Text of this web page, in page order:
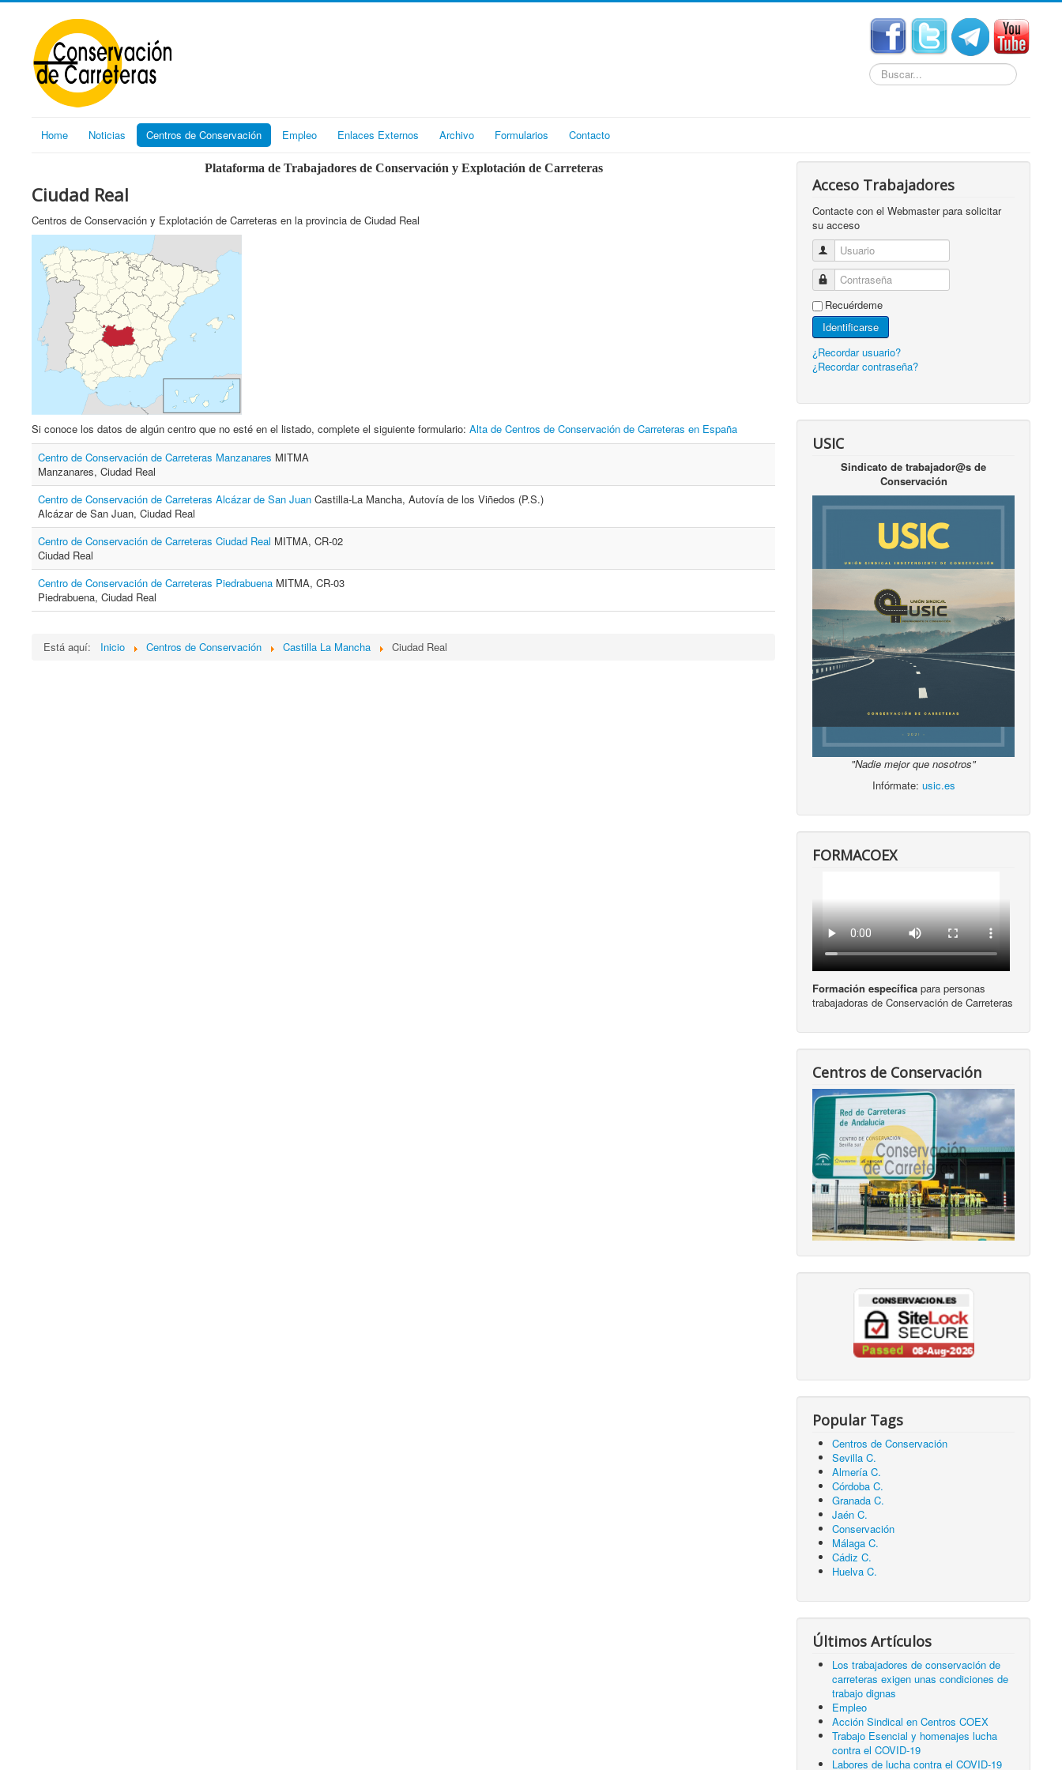
Buscar...
Home Noticias Centros de Conservación Empleo Enlaces Externos Archivo Formularios Contacto
Plataforma de Trabajadores de Conservación y Explotación de Carreteras
Ciudad Real
Centros de Conservación y Explotación de Carreteras en la provincia de Ciudad Real
Si conoce los datos de algún centro que no esté en el listado, complete el siguiente formulario: Alta de Centros de Conservación de Carreteras en España
Centro de Conservación de Carreteras Manzanares MITMA
Manzanares, Ciudad Real
Centro de Conservación de Carreteras Alcázar de San Juan Castilla-La Mancha, Autovía de los Viñedos (P.S.)
Alcázar de San Juan, Ciudad Real
Centro de Conservación de Carreteras Ciudad Real MITMA, CR-02
Ciudad Real
Centro de Conservación de Carreteras Piedrabuena MITMA, CR-03
Piedrabuena, Ciudad Real
Está aquí: Inicio Centros de Conservación Castilla La Mancha Ciudad Real
Acceso Trabajadores
Contacte con el Webmaster para solicitar
su acceso
Usuario
Contraseña
Recuérdeme
Identificarse
¿Recordar usuario?
¿Recordar contraseña?
USIC
Sindicato de trabajador@s de
Conservación
"Nadie mejor que nosotros"
Infórmate: usic.es
FORMACOEX
Formación específica para personas
trabajadoras de Conservación de Carreteras
Centros de Conservación
Popular Tags
Centros de Conservación
Sevilla C.
Almería C.
Córdoba C.
Granada C.
Jaén C.
Conservación
Málaga C.
Cádiz C.
Huelva C.
Últimos Artículos
Los trabajadores de conservación de
carreteras exigen unas condiciones de
trabajo dignas
Empleo
Acción Sindical en Centros COEX
Trabajo Esencial y homenajes lucha
contra el COVID-19
Labores de lucha contra el COVID-19